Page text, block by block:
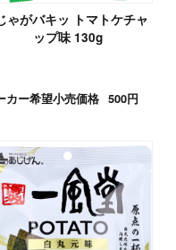
ゃがバキッ トマトケチャ
ップ味 130g
カー希望小売価格 500円